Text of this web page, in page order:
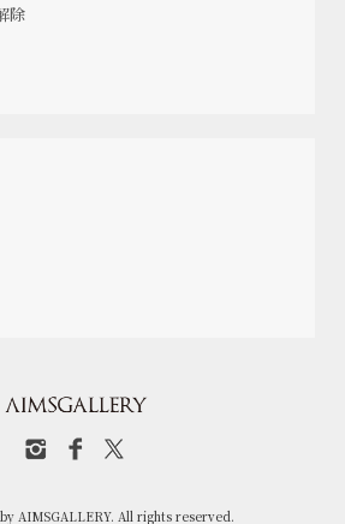
除
AIMSGALLERY. All rights reserved.